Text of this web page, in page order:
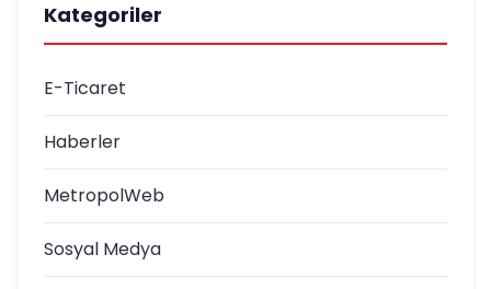
Kategoriler
E-Ticaret
Haberler
MetropolWeb
Sosyal Medya